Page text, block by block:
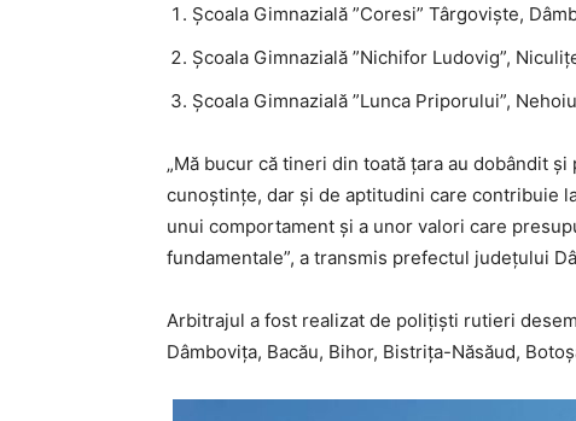
Școala Gimnazială ”Coresi” Târgoviște,
Școala Gimnazială ”Nichifor Ludovig”,
Școala Gimnazială ”Lunca Priporului”,
„Mă bucur că tineri din toată țara au dobândit
cunoștințe, dar și de aptitudini care contribuie
unui comportament și a unor valori care
fundamentale”, a transmis prefectul județului
Arbitrajul a fost realizat de polițiști rutieri
Dâmbovița, Bacău, Bihor, Bistrița-Năsăud,